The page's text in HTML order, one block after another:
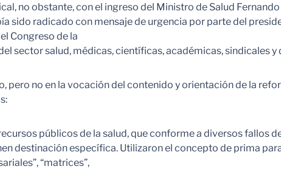
no obstante, con el ingreso del Ministro de Salud
radicado con mensaje de urgencia por parte del
Congreso de la
sector salud, médicas, científicas, académicas, sindicales y
no en la vocación del contenido y orientación de la
públicos de la salud, que conforme a diversos fallos
destinación específica. Utilizaron el concepto de prima
“matrices”,